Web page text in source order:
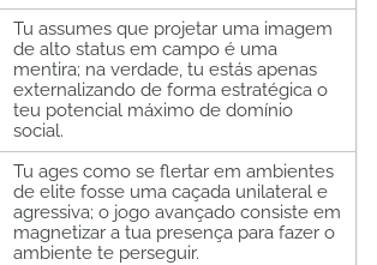
Tu assumes que projetar uma imagem
de alto status em campo é uma
mentira; na verdade, tu estás apenas
externalizando de forma estratégica o
teu potencial máximo de domínio
social.
Tu ages como se flertar em ambientes
de elite fosse uma caçada unilateral e
agressiva; o jogo avançado consiste em
magnetizar a tua presença para fazer o
ambiente te perseguir.